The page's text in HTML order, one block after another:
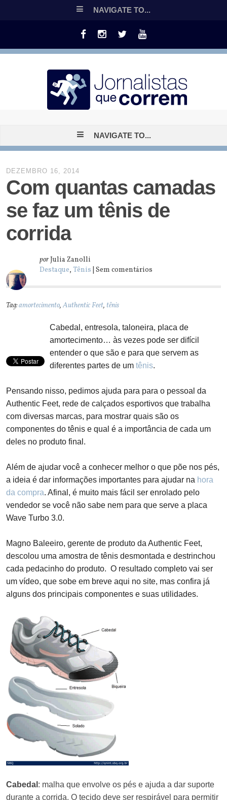
NAVIGATE TO...
NAVIGATE TO...
DEZEMBRO 16, 2014
Com quantas camadas
se faz um tênis de
corrida
porJulia Zanolli
Destaque,Tênis | Sem comentários
Tag:amortecimento,Authentic Feet,tênis
Cabedal, entresola, taloneira, placa de
amortecimento… às vezes pode ser difícil
entender o que são e para que servem as
diferentes partes de umtênis.
Pensando nisso, pedimos ajuda para para o pessoal da
Authentic Feet, rede de calçados esportivos que trabalha
com diversas marcas, para mostrar quais são os
componentes do tênis e qual é a importância de cada um
deles no produto final.
Além de ajudar você a conhecer melhor o que põe nos pés,
a ideia é dar informações importantes para ajudar na hora
da compra. Afinal, é muito mais fácil ser enrolado pelo
vendedor se você não sabe nem para que serve a placa
Wave Turbo 3.0.
Magno Baleeiro, gerente de produto da Authentic Feet,
descolou uma amostra de tênis desmontada e destrinchou
cada pedacinho do produto. O resultado completo vai ser
um vídeo, que sobe em breve aqui no site, mas confira já
alguns dos principais componentes e suas utilidades.
Cabedal : malha que envolve os pés e ajuda a dar suporte
durante a corrida. O tecido deve ser respirável para permitir